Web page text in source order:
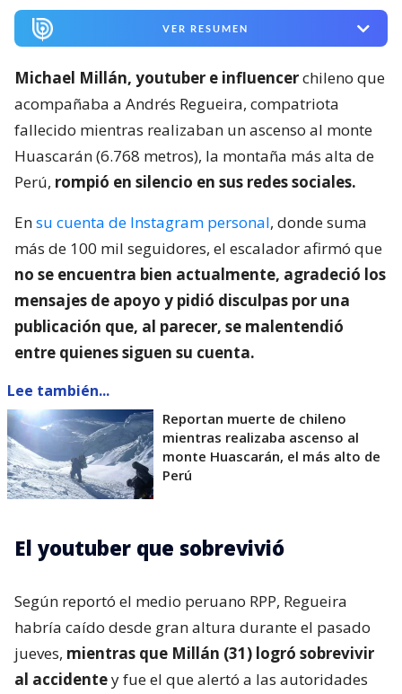
VER RESUMEN
Michael Millán, youtuber e influencerchileno que
acompañaba a Andrés Regueira, compatriota
fallecido mientras realizaban un ascenso al monte
Huascarán (6.768 metros), la montaña más alta de
Perú, rompió en silencio en sus redes sociales.
Ensu cuenta de Instagram personal, donde suma
más de 100 mil seguidores, el escalador afirmó que
no se encuentra bien actualmente, agradeció los
mensajes de apoyo y pidió disculpas por una
publicación que, al parecer, se malentendió
entre quienes siguen su cuenta.
Lee también...
Reportan muerte de chileno
mientras realizaba ascenso al
monte Huascarán, el más alto de
Perú
El youtuber que sobrevivió
Según reportó el medio peruano RPP, Regueira
habría caído desde gran altura durante el pasado
jueves, mientras que Millán (31) logró sobrevivir
al accidentey fue el que alertó a las autoridades